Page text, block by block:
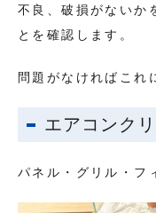
不良、破損がないか
とを確認します。
問題がなければこれ
エアコンク
パネル・グリル・フ